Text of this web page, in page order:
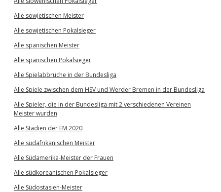
Alle sowjetischen Meister
Alle sowjetischen Pokalsieger
Alle spanischen Meister
Alle spanischen Pokalsieger
Alle Spielabbrüche in der Bundesliga
Alle Spiele zwischen dem HSV und Werder Bremen in der Bundesliga
Alle Spieler, die in der Bundesliga mit 2 verschiedenen Vereinen
Meister wurden
Alle Stadien der EM 2020
Alle südafrikanischen Meister
Alle Südamerika-Meister der Frauen
Alle südkoreanischen Pokalsieger
Alle Südostasien-Meister